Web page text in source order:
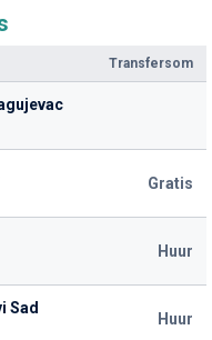
Transfersom
Gratis
Huur
Sad
Huur